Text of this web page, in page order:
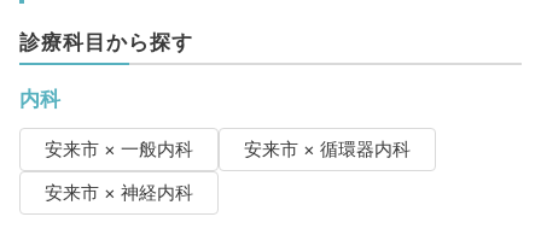
診療科目から探す
内科
安来市 × 一般内科
安来市 × 循環器内科
安来市 × 神経内科